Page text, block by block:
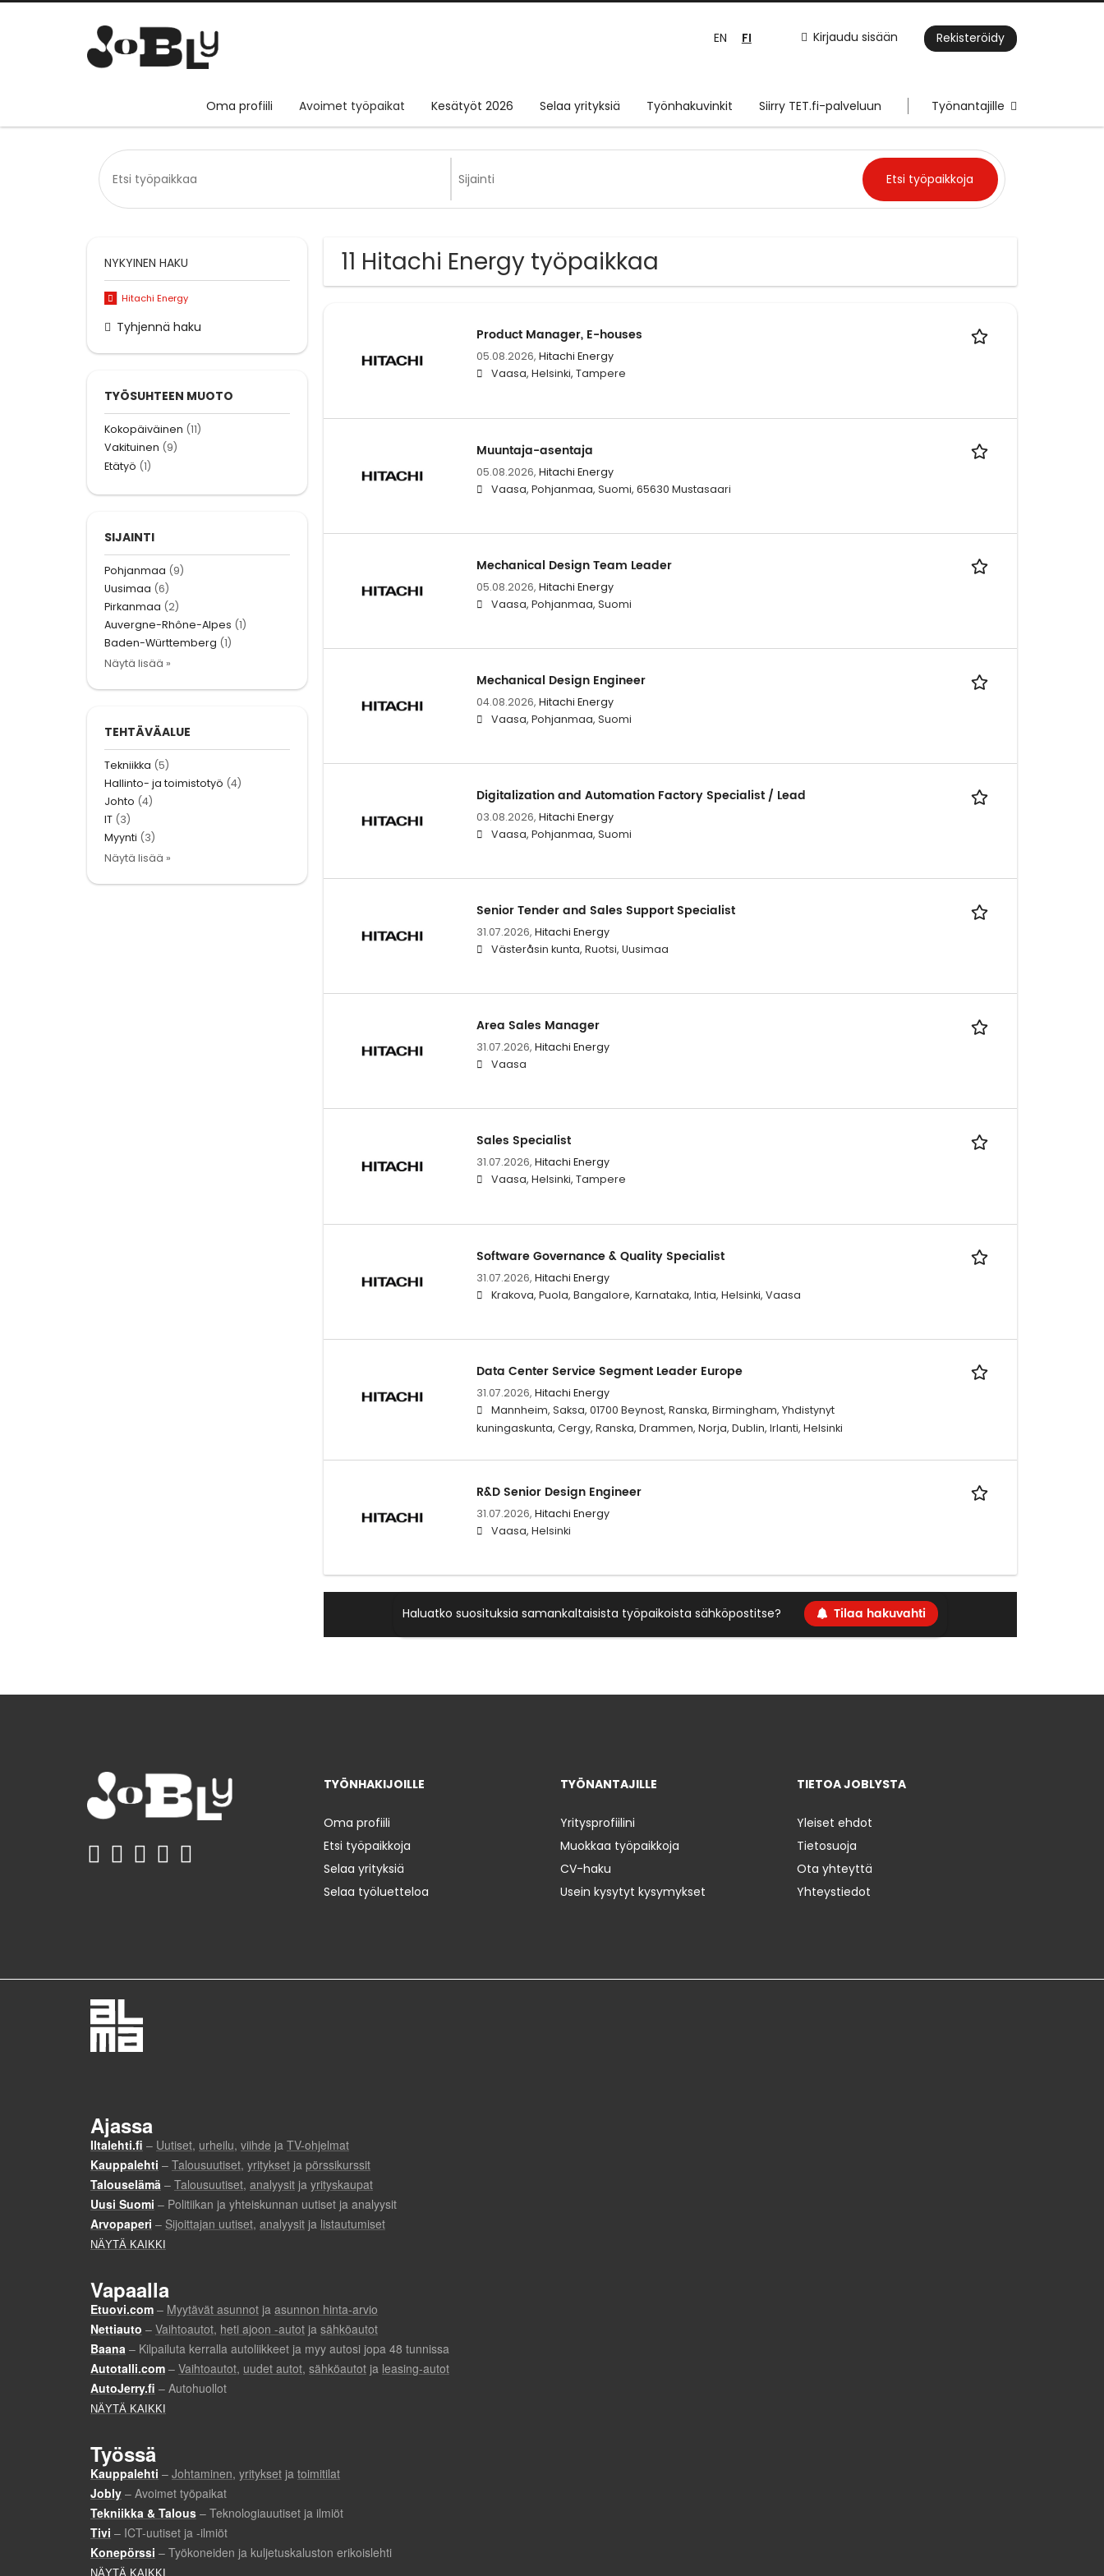
Kirjaudu sisään Rekisteröidy
EN FI
Oma profiili Avoimet työpaikat Kesätyöt 2026 Selaa yrityksiä Työnhakuvinkit Siirry TET.fi-palveluun Työnantajille
11 Hitachi Energy työpaikkaa
Product Manager, E-houses
05.08.2026, Hitachi Energy
Vaasa, Helsinki, Tampere
Muuntaja-asentaja
05.08.2026, Hitachi Energy
Vaasa, Pohjanmaa, Suomi, 65630 Mustasaari
Mechanical Design Team Leader
05.08.2026, Hitachi Energy
Vaasa, Pohjanmaa, Suomi
Mechanical Design Engineer
04.08.2026, Hitachi Energy
Vaasa, Pohjanmaa, Suomi
Digitalization and Automation Factory Specialist / Lead
03.08.2026, Hitachi Energy
Vaasa, Pohjanmaa, Suomi
Senior Tender and Sales Support Specialist
31.07.2026, Hitachi Energy
Västeråsin kunta, Ruotsi, Uusimaa
Area Sales Manager
31.07.2026, Hitachi Energy
Vaasa
Sales Specialist
31.07.2026, Hitachi Energy
Vaasa, Helsinki, Tampere
Software Governance & Quality Specialist
31.07.2026, Hitachi Energy
Krakova, Puola, Bangalore, Karnataka, Intia, Helsinki, Vaasa
Data Center Service Segment Leader Europe
31.07.2026, Hitachi Energy
Mannheim, Saksa, 01700 Beynost, Ranska, Birmingham, Yhdistynyt
kuningaskunta, Cergy, Ranska, Drammen, Norja, Dublin, Irlanti, Helsinki
R&D Senior Design Engineer
31.07.2026, Hitachi Energy
Vaasa, Helsinki
Haluatko suosituksia samankaltaisista työpaikoista sähköpostitse? Tilaa hakuvahti
NYKYINEN HAKU
Hitachi Energy
Tyhjennä haku
TYÖSUHTEEN MUOTO
Kokopäiväinen (11)
Vakituinen (9)
Etätyö (1)
SIJAINTI
Pohjanmaa (9)
Uusimaa (6)
Pirkanmaa (2)
Auvergne-Rhône-Alpes (1)
Baden-Württemberg (1)
Näytä lisää »
TEHTÄVÄALUE
Tekniikka (5)
Hallinto- ja toimistotyö (4)
Johto (4)
IT (3)
Myynti (3)
Näytä lisää »
TYÖNHAKIJOILLE
Oma profiili
Etsi työpaikkoja
Selaa yrityksiä
Selaa työluetteloa
TYÖNANTAJILLE
Yritysprofiilini
Muokkaa työpaikkoja
CV-haku
Usein kysytyt kysymykset
TIETOA JOBLYSTA
Yleiset ehdot
Tietosuoja
Ota yhteyttä
Yhteystiedot